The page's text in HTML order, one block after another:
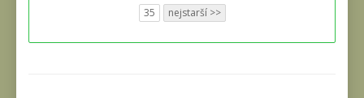
35
nejstarší >>